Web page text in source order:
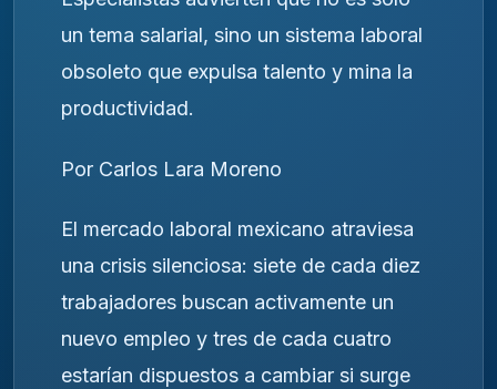
un tema salarial, sino un sistema laboral
obsoleto que expulsa talento y mina la
productividad.
Por Carlos Lara Moreno
El mercado laboral mexicano atraviesa
una crisis silenciosa: siete de cada diez
trabajadores buscan activamente un
nuevo empleo y tres de cada cuatro
estarían dispuestos a cambiar si surge